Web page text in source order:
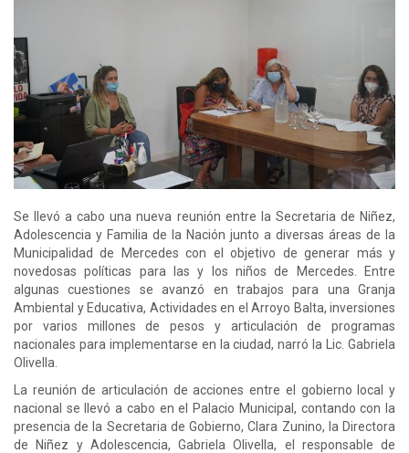
Se llevó a cabo una nueva reunión entre la Secretaria de Niñez,
Adolescencia y Familia de la Nación junto a diversas áreas de la
Municipalidad de Mercedes con el objetivo de generar más y
novedosas políticas para las y los niños de Mercedes. Entre
algunas cuestiones se avanzó en trabajos para una Granja
Ambiental y Educativa, Actividades en el Arroyo Balta, inversiones
por varios millones de pesos y articulación de programas
nacionales para implementarse en la ciudad, narró la Lic. Gabriela
Olivella.
La reunión de articulación de acciones entre el gobierno local y
nacional se llevó a cabo en el Palacio Municipal, contando con la
presencia de la Secretaria de Gobierno, Clara Zunino, la Directora
de Niñez y Adolescencia, Gabriela Olivella, el responsable de